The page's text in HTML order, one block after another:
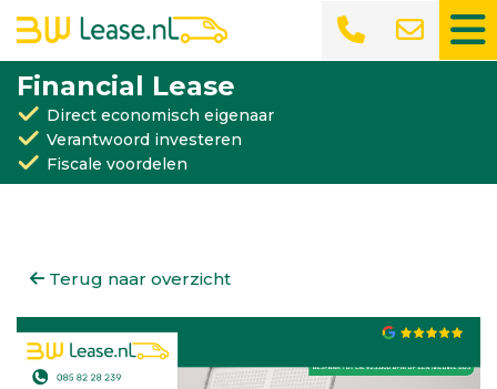
Financial Lease
Direct economisch eigenaar
Verantwoord investeren
Fiscale voordelen
Terug naar overzicht